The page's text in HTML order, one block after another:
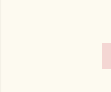
P